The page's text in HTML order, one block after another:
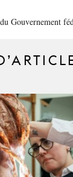
Gouvernement